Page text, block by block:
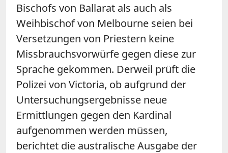
Bischofs von Ballarat als auch als
Weihbischof von Melbourne seien bei
Versetzungen von Priestern keine
Missbrauchsvorwürfe gegen diese zur
Sprache gekommen. Derweil prüft die
Polizei von Victoria, ob aufgrund der
Untersuchungsergebnisse neue
Ermittlungen gegen den Kardinal
aufgenommen werden müssen,
berichtet die australische Ausgabe der